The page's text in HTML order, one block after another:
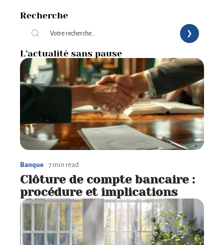
Recherche
L’actualité sans pause
Banque 7 min read
Clôture de compte bancaire :
procédure et implications